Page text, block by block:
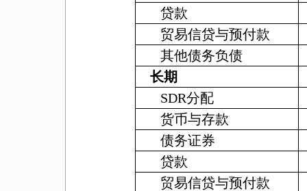
贷款
贸易信贷与预付款
其他债务负债
长期
SDR分配
货币与存款
债务证券
贷款
贸易信贷与预付款